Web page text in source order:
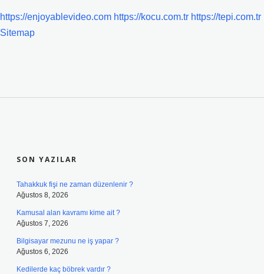
https://enjoyablevideo.com https://kocu.com.tr https://tepi.com.tr
Sitemap
SON YAZILAR
Tahakkuk fişi ne zaman düzenlenir ?
Ağustos 8, 2026
Kamusal alan kavramı kime ait ?
Ağustos 7, 2026
Bilgisayar mezunu ne iş yapar ?
Ağustos 6, 2026
Kedilerde kaç böbrek vardır ?